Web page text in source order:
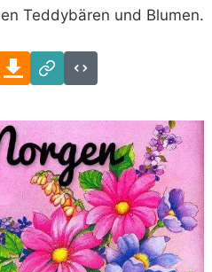
Teddybären und Blumen.
WhatsAppDownload
Link
Code